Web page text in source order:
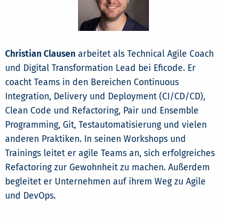
Christian Clausen arbeitet als Technical Agile Coach
und Digital Transformation Lead bei Eficode. Er
coacht Teams in den Bereichen Continuous
Integration, Delivery und Deployment (CI/CD/CD),
Clean Code und Refactoring, Pair und Ensemble
Programming, Git, Testautomatisierung und vielen
anderen Praktiken. In seinen Workshops und
Trainings leitet er agile Teams an, sich erfolgreiches
Refactoring zur Gewohnheit zu machen. Außerdem
begleitet er Unternehmen auf ihrem Weg zu Agile
und DevOps.